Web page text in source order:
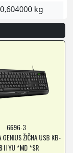
0,604000 kg
6696-3
GENIUS ŽIČNA USB KB-
II YU *MD *SR